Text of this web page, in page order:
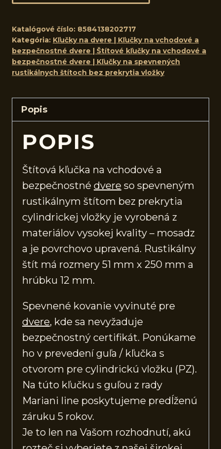
Katalógové číslo: 8584138202717
Kategória: Kľučky na dvere | Kľučky na vchodové a
bezpečnostné dvere | Štítové kľučky na vchodové a
bezpečnostné dvere | Kľučky na spevnených
rustikálnych štítoch bez prekrytia vložky
Popis
POPIS
Štítová kľučka na vchodové a
bezpečnostné dvere so spevneným
rustikálnym štítom bez prekrytia
cylindrickej vložky je vyrobená z
materiálov vysokej kvality – mosadz
a je povrchovo upravená. Rustikálny
štít má rozmery 51 mm x 250 mm a
hrúbku 12 mm.
Spevnené kovanie vyvinuté pre
dvere, kde sa nevyžaduje
bezpečnostný certifikát. Ponúkame
ho v prevedení guľa / kľučka s
otvorom pre cylindrickú vložku (PZ).
Na túto kľučku s guľou z rady
Mariani line poskytujeme predĺženú
záruku 5 rokov.
Je to len na Vašom rozhodnutí, akú